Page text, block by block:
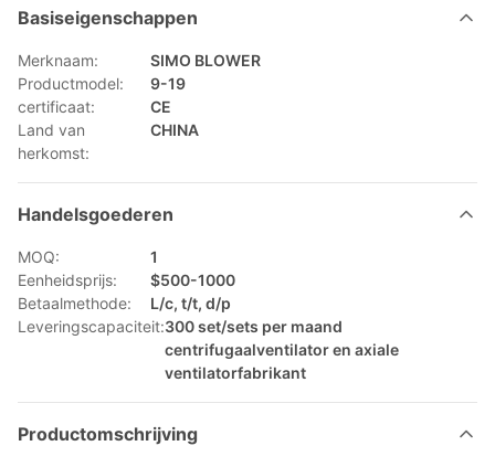
Basiseigenschappen
Merknaam:
SIMO BLOWER
Productmodel:
9-19
certificaat:
CE
Land van
herkomst:
CHINA
Handelsgoederen
MOQ:
1
Eenheidsprijs:
$500-1000
Betaalmethode:
L/c, t/t, d/p
Leveringscapaciteit:300 set/sets per maand
centrifugaalventilator en axiale
ventilatorfabrikant
Productomschrijving